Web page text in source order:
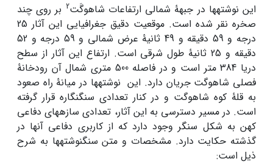
این ­نوشته­ها­ در جبهۀ شمالی ارتفاعات شاهوگَت2 بر روی چند
صخره نقر شده است. موقعیت دقیق جغرافیایی این آثار 25
درجه و 59 دقیقه و 49 ثانیۀ عرض شمالی و 59 درجه و 52
دقیقه و 25 ثانیۀ طول شرقی است. ارتفاع این آثار از سطح
دریا 384­ متر است و در فاصله 500 متری شمال آن رودخانۀ
فصلی شاهوگت جریان دارد. این نوشته­ها در میانۀ راه صعود
به قلۀ کوه شاهوگت و در کنار تعدادی سنگ­نگاره قرار گرفته
است. در مسیر دسترسی به این آثار، تعدادی سازه­های دفاعی
کهن به شکل سنگر وجود دارد که از کاربری دفاعی آنها در
گذشته حکایت دارد. مشخصات و متن سنگ­نوشته­ها به شرح
ذیل است: